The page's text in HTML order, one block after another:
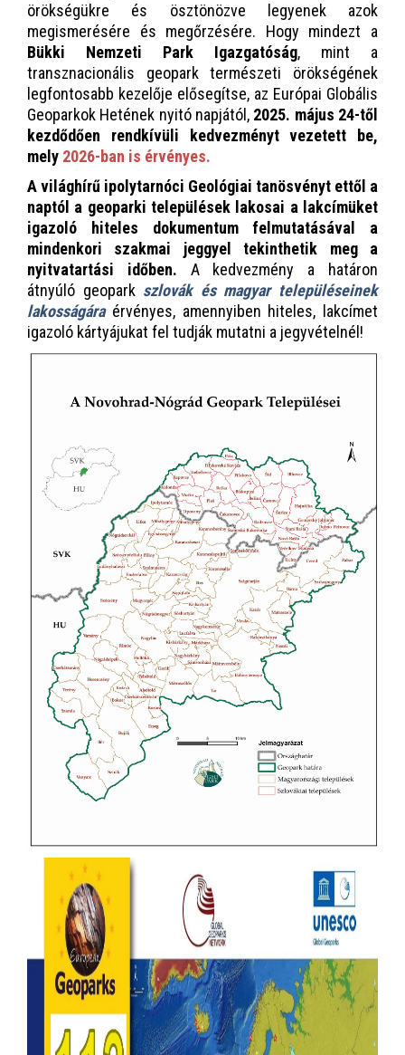
örökségükre és ösztönözve legyenek azok
megismerésére és megőrzésére. Hogy mindezt a
Bükki Nemzeti Park Igazgatóság, mint a
transznacionális geopark természeti örökségének
legfontosabb kezelője elősegítse, az Európai Globális
Geoparkok Hetének nyitó napjától, 2025. május 24-től
kezdődően rendkívüli kedvezményt vezetett be,
mely 2026-ban is érvényes.
A világhírű ipolytarnóci Geológiai tanösvényt ettől a
naptól a geoparki települések lakosai a lakcímüket
igazoló hiteles dokumentum felmutatásával a
mindenkori szakmai jeggyel tekinthetik meg a
nyitvatartási időben. A kedvezmény a határon
átnyúló geopark szlovák és magyar településeinek
lakosságáraérvényes, amennyiben hiteles, lakcímet
igazoló kártyájukat fel tudják mutatni a jegyvételnél!